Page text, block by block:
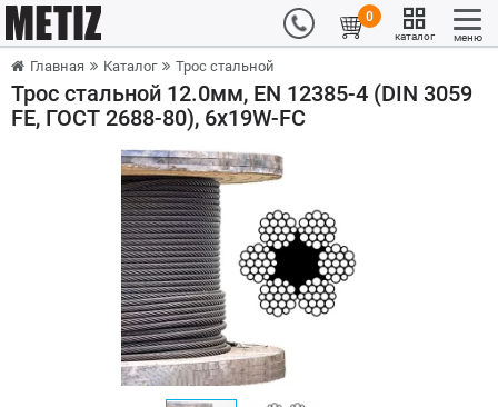
0
каталог меню
Главная Каталог Трос стальной
Трос стальной 12.0мм, EN 12385-4 (DIN 3059
FE, ГОСТ 2688-80), 6x19W-FC